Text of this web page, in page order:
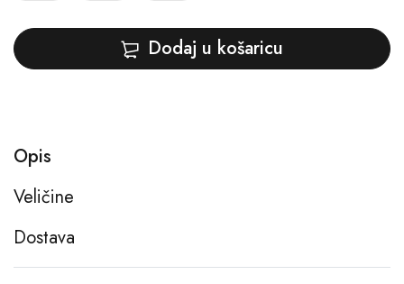
Dodaj u košaricu
Opis
Veličine
Dostava